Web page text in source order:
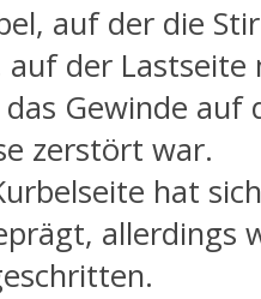
auf der die
auf der Lastseite
Gewinde auf
zerstört war.
hat
allerdings